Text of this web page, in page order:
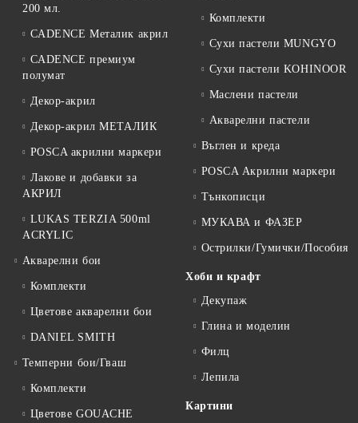
200 мл.
CADENCE Металик акрил
CADENCE премиум
полумат
Декор-акрил
Декор-акрил МЕТАЛИК
POSCA акрилни маркери
Лакове и добавки за
АКРИЛ
LUKAS TERZIA 500ml
ACRYLIC
Акварелни бои
Комплекти
Цветове акварелни бои
DANIEL SMITH
Темперни бои/Гваш
Комплекти
Цветове GOUACHE
Комплекти
Сухи пастели MUNGYO
Сухи пастели KOHINOOR
Маслени пастели
Акварелни пастели
Въглен и креда
POSCA Акрилни маркери
Тънкописци
МУКАВА и ФАЗЕР
Острилки/Гумички/Пособия
Хоби и крафт
Декупаж
Глина и моделин
Филц
Лепила
Картини